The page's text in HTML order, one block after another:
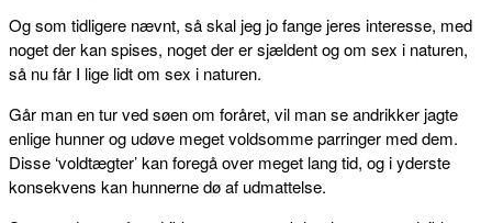
Og som tidligere nævnt, så skal jeg jo fange jeres interesse, med
noget der kan spises, noget der er sjældent og om sex i naturen,
så nu får I lige lidt om sex i naturen.
Går man en tur ved søen om foråret, vil man se andrikker jagte
enlige hunner og udøve meget voldsomme parringer med dem.
Disse ‘voldtægter’ kan foregå over meget lang tid, og i yderste
konsekvens kan hunnerne dø af udmattelse.